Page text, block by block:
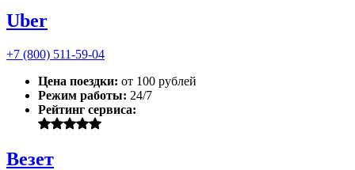
Uber
+7 (800) 511-59-04
Цена поездки: от 100 рублей
Режим работы: 24/7
Рейтинг сервиса:
Везет